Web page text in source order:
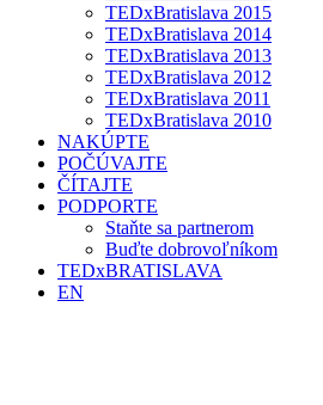
TEDxBratislava 2015
TEDxBratislava 2014
TEDxBratislava 2013
TEDxBratislava 2012
TEDxBratislava 2011
TEDxBratislava 2010
NAKÚPTE
POČÚVAJTE
ČÍTAJTE
PODPORTE
Staňte sa partnerom
Buďte dobrovoľníkom
TEDxBRATISLAVA
EN